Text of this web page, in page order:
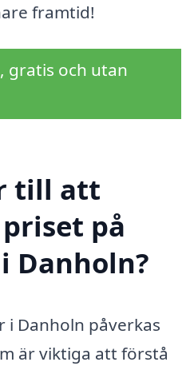
framtid!
gratis och utan
till att
på
Danholn?
i Danholn påverkas
är viktiga att förstå